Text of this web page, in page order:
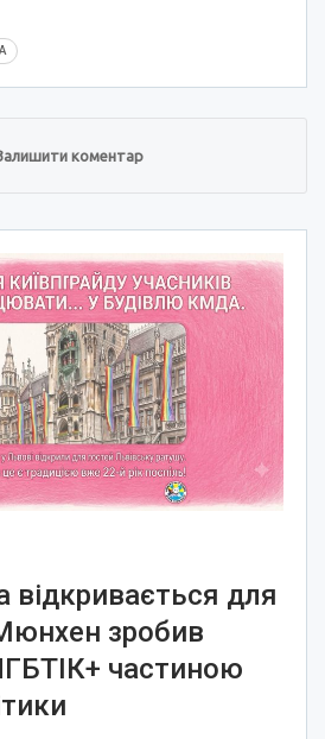
коментар
відкривається для
зробив
частиною